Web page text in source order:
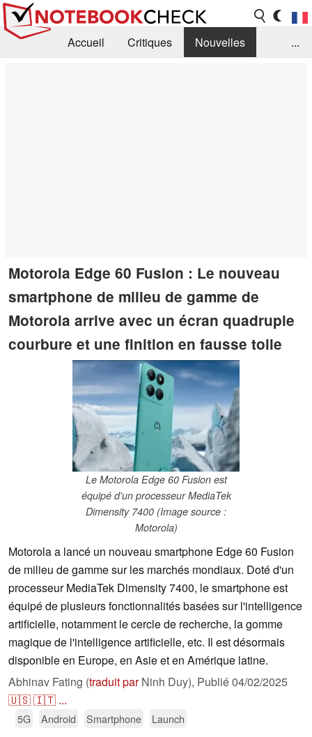
Accueil Critiques
Nouvelles
...
Motorola Edge 60 Fusion : Le nouveau
smartphone de milieu de gamme de
Motorola arrive avec un écran quadruple
courbure et une finition en fausse toile
Le Motorola Edge 60 Fusion est
équipé d'un processeur MediaTek
Dimensity 7400 (Image source :
Motorola)
Motorola a lancé un nouveau smartphone Edge 60 Fusion
de milieu de gamme sur les marchés mondiaux. Doté d'un
processeur MediaTek Dimensity 7400, le smartphone est
équipé de plusieurs fonctionnalités basées sur l'intelligence
artificielle, notamment le cercle de recherche, la gomme
magique de l'intelligence artificielle, etc. Il est désormais
disponible en Europe, en Asie et en Amérique latine.
Abhinav Fating (traduit parNinh Duy), Publié04/02/2025
🇺🇸🇮🇹 ...
5G Android Smartphone Launch